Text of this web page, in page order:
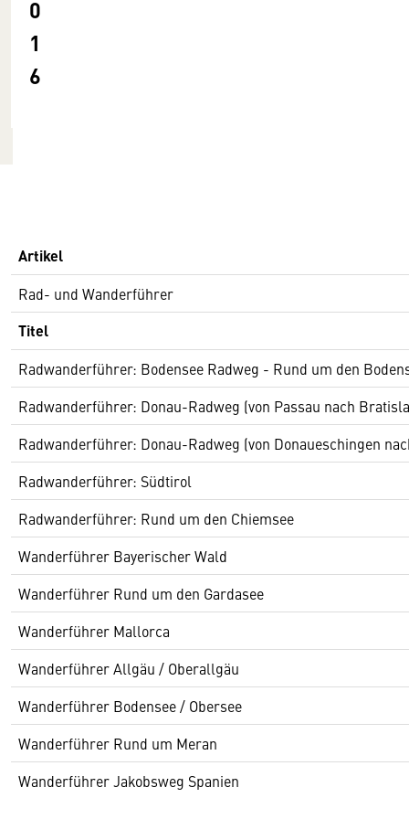
0
1
6
Artikel
Rad- und Wanderführer
Titel
Radwanderführer: Bodensee Radweg - Rund um den
Radwanderführer: Donau-Radweg (von Passau nach
Radwanderführer: Donau-Radweg (von Donaueschingen
Radwanderführer: Südtirol
Radwanderführer: Rund um den Chiemsee
Wanderführer Bayerischer Wald
Wanderführer Rund um den Gardasee
Wanderführer Mallorca
Wanderführer Allgäu / Oberallgäu
Wanderführer Bodensee / Obersee
Wanderführer Rund um Meran
Wanderführer Jakobsweg Spanien